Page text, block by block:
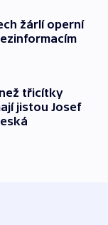
žárlí operní
třicítky
jistou Josef